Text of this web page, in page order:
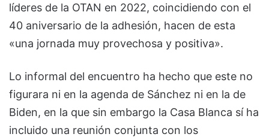
líderes de la OTAN en 2022, coincidiendo con el
40 aniversario de la adhesión, hacen de esta
«una jornada muy provechosa y positiva».
Lo informal del encuentro ha hecho que este no
figurara ni en la agenda de Sánchez ni en la de
Biden, en la que sin embargo la Casa Blanca sí ha
incluido una reunión conjunta con los